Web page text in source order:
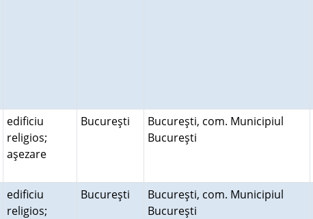
edificiu
religios;
aşezare
Bucureşti
Bucureşti, com. Municipiul
Bucureşti
edificiu
religios;
Bucureşti
Bucureşti, com. Municipiul
Bucureşti